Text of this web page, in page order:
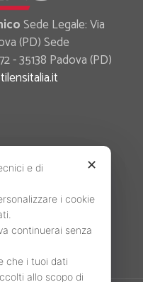
Sede Legale: Via
(PD) Sede
- 35138 Padova (PD)
✕
e di
i cookie
continuerai senza
che i tuoi dati
allo scopo di